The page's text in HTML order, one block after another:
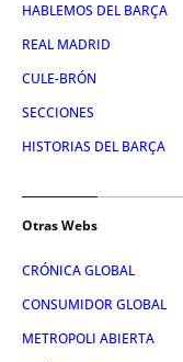
HABLEMOS DEL BARÇA
REAL MADRID
CULE-BRÓN
SECCIONES
HISTORIAS DEL BARÇA
Otras Webs
CRÓNICA GLOBAL
CONSUMIDOR GLOBAL
METROPOLI ABIERTA